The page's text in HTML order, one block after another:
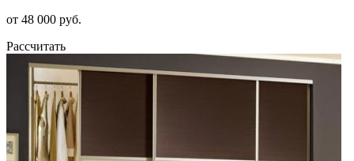
от 48 000 руб.
Рассчитать